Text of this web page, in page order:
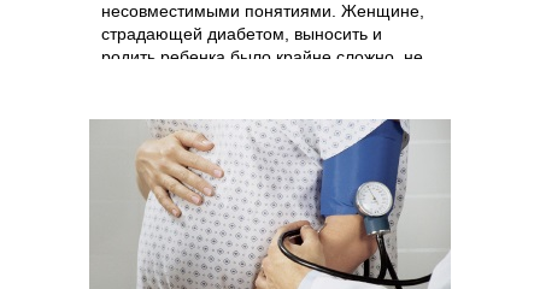
несовместимыми понятиями. Женщине,
страдающей диабетом, выносить и
родить ребенка было крайне сложно, не